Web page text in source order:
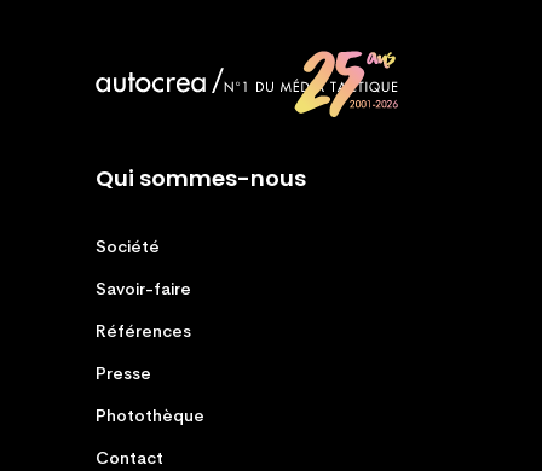
Qui sommes-nous
Société
Savoir-faire
Références
Presse
Photothèque
Contact